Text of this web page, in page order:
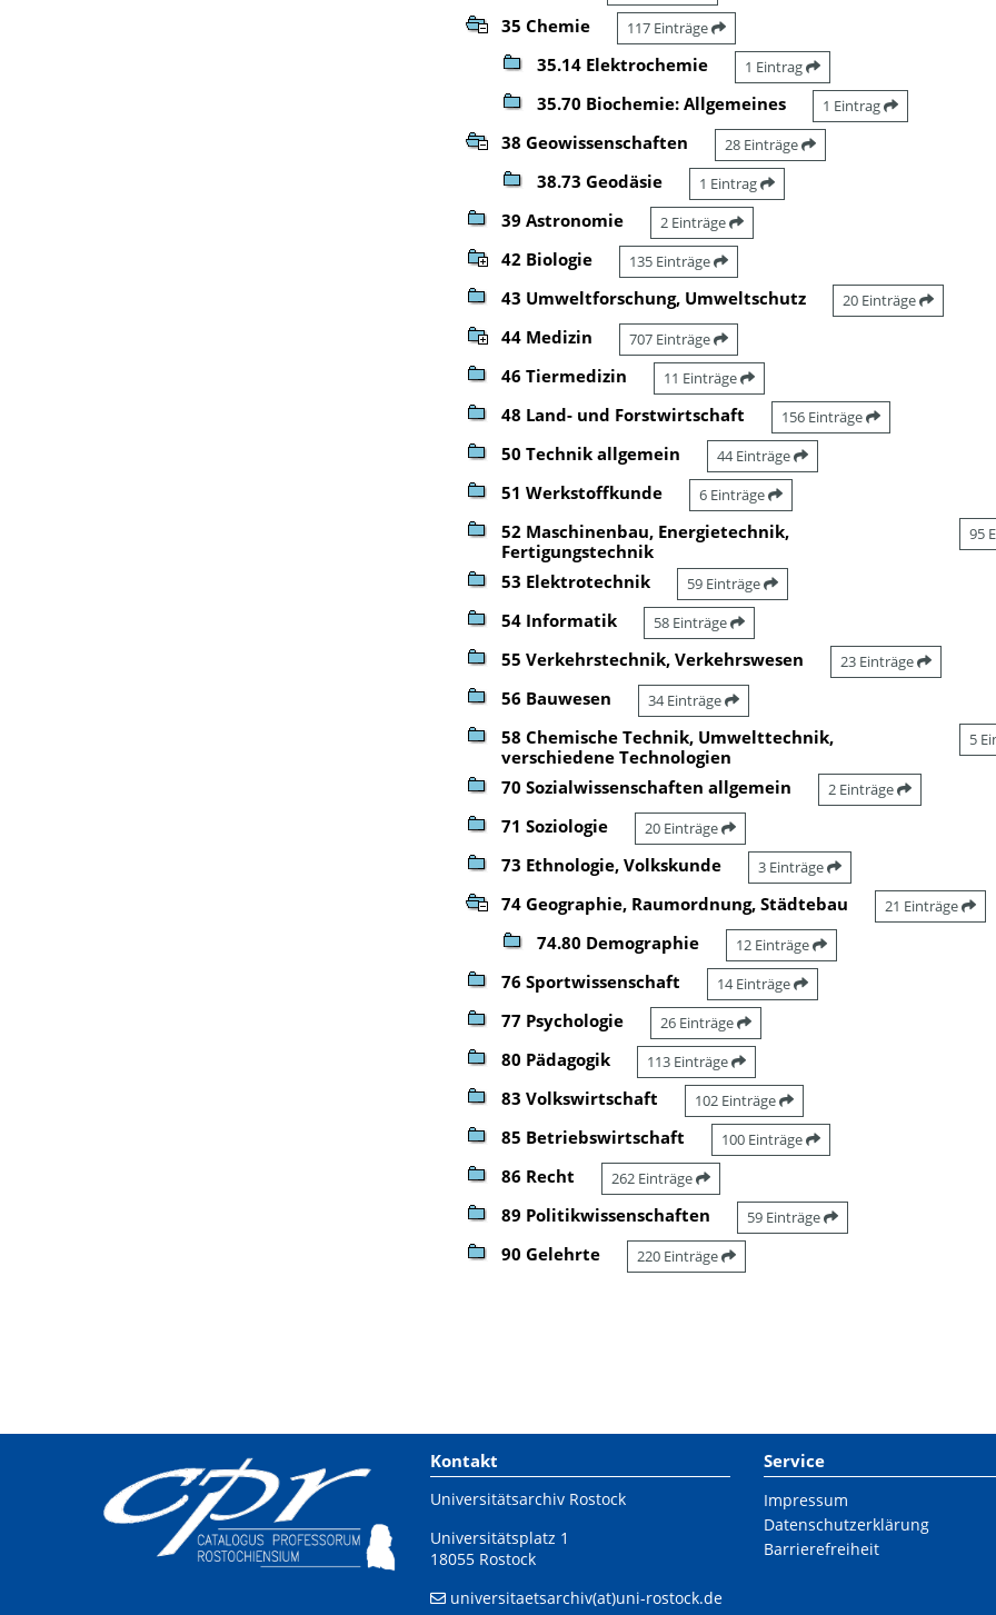
35 Chemie 117 Einträge
35.14 Elektrochemie 1 Eintrag
35.70 Biochemie: Allgemeines 1 Eintrag
38 Geowissenschaften 28 Einträge
38.73 Geodäsie 1 Eintrag
39 Astronomie 2 Einträge
42 Biologie 135 Einträge
43 Umweltforschung, Umweltschutz 20 Einträge
44 Medizin 707 Einträge
46 Tiermedizin 11 Einträge
48 Land- und Forstwirtschaft 156 Einträge
50 Technik allgemein 44 Einträge
51 Werkstoffkunde 6 Einträge
52 Maschinenbau, Energietechnik,
Fertigungstechnik
95
53 Elektrotechnik 59 Einträge
54 Informatik 58 Einträge
55 Verkehrstechnik, Verkehrswesen 23 Einträge
56 Bauwesen 34 Einträge
58 Chemische Technik, Umwelttechnik,
verschiedene Technologien
5
70 Sozialwissenschaften allgemein 2 Einträge
71 Soziologie 20 Einträge
73 Ethnologie, Volkskunde 3 Einträge
74 Geographie, Raumordnung, Städtebau 21 Einträge
74.80 Demographie 12 Einträge
76 Sportwissenschaft 14 Einträge
77 Psychologie 26 Einträge
80 Pädagogik 113 Einträge
83 Volkswirtschaft 102 Einträge
85 Betriebswirtschaft 100 Einträge
86 Recht 262 Einträge
89 Politikwissenschaften 59 Einträge
90 Gelehrte 220 Einträge
Kontakt
Universitätsarchiv Rostock
Universitätsplatz 1
18055 Rostock
universitaetsarchiv(at)uni-rostock.de
Service
Impressum
Datenschutzerklärung
Barrierefreiheit